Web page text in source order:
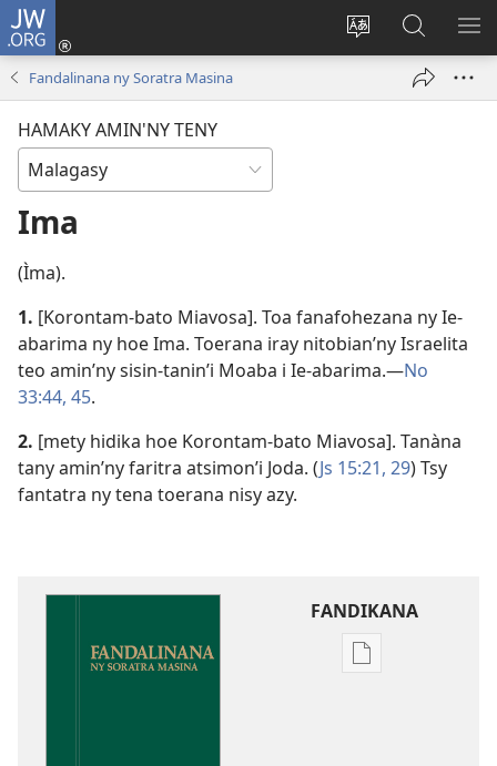
JW.ORG
Hiova
Hiditra
(manokatra
ato
Amin’ny
Fandalinana ny Soratra Masina
HAMAKY AMIN'NY TENY
Ima
(Ìma).
1. [Korontam-bato Miavosa]. Toa fanafohezana ny Ie-
abarima ny hoe Ima. Toerana iray nitobian’ny Israelita
teo amin’ny sisin-tanin’i Moaba i Ie-abarima.​—No
33:44, 45.
2. [mety hidika hoe Korontam-bato Miavosa]. Tanàna
tany amin’ny faritra atsimon’i Joda. (Js 15:21, 29) Tsy
fantatra ny tena toerana nisy azy.
FANDIKANA
Fandikana